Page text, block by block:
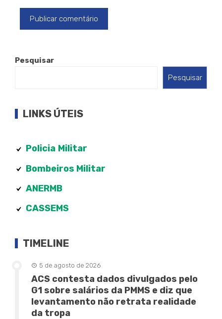
Pesquisar
Pesquisar
LINKS ÚTEIS
Policia Militar
Bombeiros Militar
ANERMB
CASSEMS
TIMELINE
5 de agosto de 2026
ACS contesta dados divulgados pelo
G1 sobre salários da PMMS e diz que
levantamento não retrata realidade
da tropa